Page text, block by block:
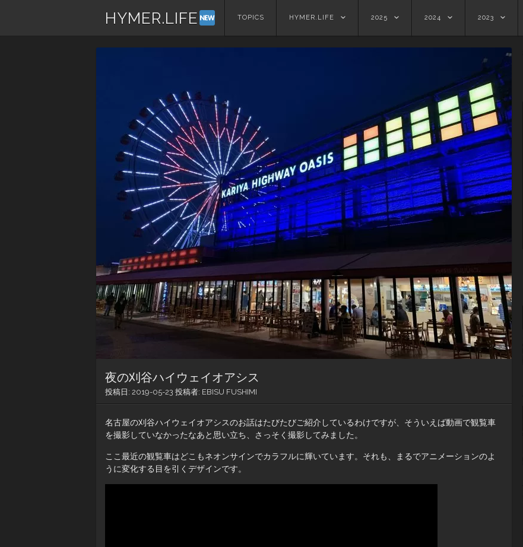
HYMER.LIFE
コ
キ
ッ
プ
TOPICS HYMER.LIFE 2025 2024 2023
夜の刈谷ハイウェイオアシス
投稿日: 2019-05-23 投稿者: EBISU FUSHIMI
名古屋の刈谷ハイウェイオアシスのお話はたびたびご紹介しているわけですが、そういえば動画で観覧車
を撮影していなかったなあと思い立ち、さっそく撮影してみました。
ここ最近の観覧車はどこもネオンサインでカラフルに輝いています。それも、まるでアニメーションのよ
うに変化する目を引くデザインです。